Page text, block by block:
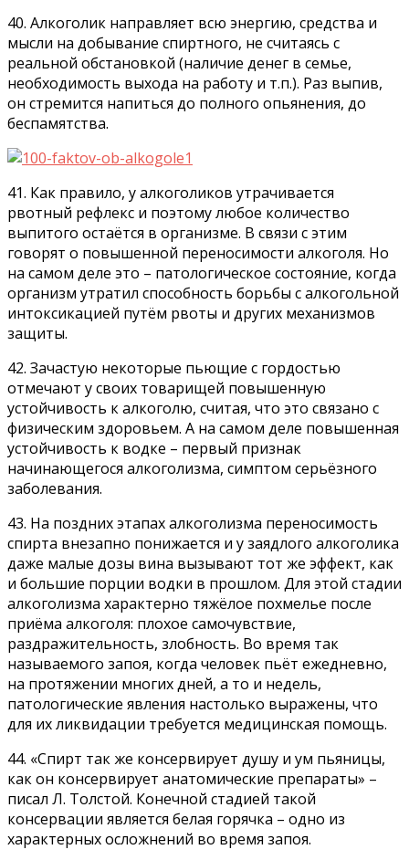
40. Алкоголик направляет всю энергию, средства и
мысли на добывание спиртного, не считаясь с
реальной обстановкой (наличие денег в семье,
необходимость выхода на работу и т.п.). Раз выпив,
он стремится напиться до полного опьянения, до
беспамятства.
41. Как правило, у алкоголиков утрачивается
рвотный рефлекс и поэтому любое количество
выпитого остаётся в организме. В связи с этим
говорят о повышенной переносимости алкоголя. Но
на самом деле это – патологическое состояние, когда
организм утратил способность борьбы с алкогольной
интоксикацией путём рвоты и других механизмов
защиты.
42. Зачастую некоторые пьющие с гордостью
отмечают у своих товарищей повышенную
устойчивость к алкоголю, считая, что это связано с
физическим здоровьем. А на самом деле повышенная
устойчивость к водке – первый признак
начинающегося алкоголизма, симптом серьёзного
заболевания.
43. На поздних этапах алкоголизма переносимость
спирта внезапно понижается и у заядлого алкоголика
даже малые дозы вина вызывают тот же эффект, как
и большие порции водки в прошлом. Для этой стадии
алкоголизма характерно тяжёлое похмелье после
приёма алкоголя: плохое самочувствие,
раздражительность, злобность. Во время так
называемого запоя, когда человек пьёт ежедневно,
на протяжении многих дней, а то и недель,
патологические явления настолько выражены, что
для их ликвидации требуется медицинская помощь.
44. «Спирт так же консервирует душу и ум пьяницы,
как он консервирует анатомические препараты» –
писал Л. Толстой. Конечной стадией такой
консервации является белая горячка – одно из
характерных осложнений во время запоя.